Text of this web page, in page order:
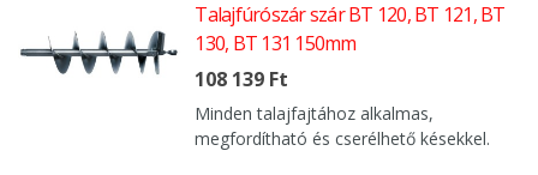
Talajfúrószár szár BT 120, BT 121, BT
130, BT 131 150mm
108 139 Ft
Minden talajfajtához alkalmas,
megfordítható és cserélhető késekkel.